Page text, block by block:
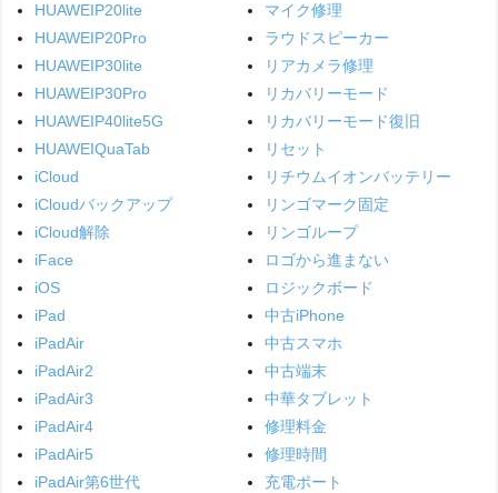
HUAWEIP20lite
HUAWEIP20Pro
HUAWEIP30lite
HUAWEIP30Pro
HUAWEIP40lite5G
HUAWEIQuaTab
iCloud
iCloudバックアップ
iCloud解除
iFace
iOS
iPad
iPadAir
iPadAir2
iPadAir3
iPadAir4
iPadAir5
iPadAir第6世代
マイク修理
ラウドスピーカー
リアカメラ修理
リカバリーモード
リカバリーモード復旧
リセット
リチウムイオンバッテリー
リンゴマーク固定
リンゴループ
ロゴから進まない
ロジックボード
中古iPhone
中古スマホ
中古端末
中華タブレット
修理料金
修理時間
充電ポート